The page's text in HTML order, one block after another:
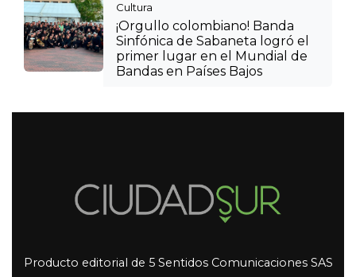
Cultura
¡Orgullo colombiano! Banda
Sinfónica de Sabaneta logró el
primer lugar en el Mundial de
Bandas en Países Bajos
Producto editorial de 5 Sentidos Comunicaciones SAS